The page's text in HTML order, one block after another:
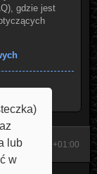
lub
w
gdzie jest
UTC+01:00